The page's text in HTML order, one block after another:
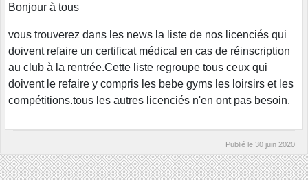
Bonjour à tous
vous trouverez dans les news la liste de nos licenciés qui
doivent refaire un certificat médical en cas de réinscription
au club à la rentrée.Cette liste regroupe tous ceux qui
doivent le refaire y compris les bebe gyms les loirsirs et les
compétitions.tous les autres licenciés n'en ont pas besoin.
Publié le 30 juin 2020